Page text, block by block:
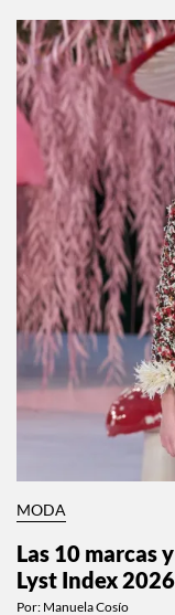
MODA
Las 10 marcas
Lyst Index 2026
Por: Manuela Cosío